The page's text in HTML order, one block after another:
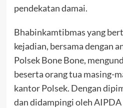
pendekatan damai.
Bhabinkamtibmas yang
kejadian, bersama dengan
Polsek Bone Bone,
beserta orang tua masing-
kantor Polsek. Dengan
dan didampingi oleh